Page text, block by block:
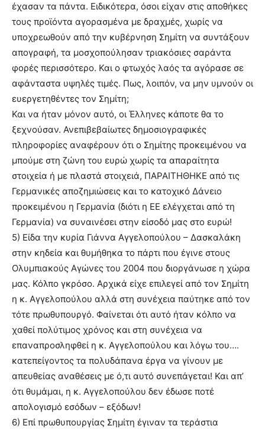
έχασαν τα πάντα. Ειδικότερα, όσοι είχαν στις αποθήκες
τους προϊόντα αγορασμένα με δραχμές, χωρίς να
υποχρεωθούν από την κυβέρνηση Σημίτη να συντάξουν
απογραφή, τα μοσχοπούλησαν τριακόσιες σαράντα
φορές περισσότερο. Και ο φτωχός λαός τα αγόρασε σε
αφάνταστα υψηλές τιμές. Πως, λοιπόν, να μην υμνούν οι
ευεργετηθέντες τον Σημίτη;
Και να ήταν μόνον αυτό, οι Έλληνες κάποτε θα το
ξεχνούσαν. Ανεπιβεβαίωτες δημοσιογραφικές
πληροφορίες αναφέρουν ότι ο Σημίτης προκειμένου να
μπούμε στη ζώνη του ευρώ χωρίς τα απαραίτητα
στοιχεία ή με πλαστά στοιχειά, ΠΑΡΑΙΤΗΘΗΚΕ από τις
Γερμανικές αποζημιώσεις και το κατοχικό Δάνειο
προκειμένου η Γερμανία (διότι η ΕΕ ελέγχεται από τη
Γερμανία) να συναινέσει στην είσοδό μας στο ευρώ!
5) Είδα την κυρία Γιάννα Αγγελοπούλου – Δασκαλάκη
στην κηδεία και θυμήθηκα το πάρτι που έγινε στους
Ολυμπιακούς Αγώνες του 2004 που διοργάνωσε η χώρα
μας. Κόλπο γκρόσο. Αρχικά είχε επιλεγεί από τον Σημίτη
η κ. Αγγελοπούλου αλλά στη συνέχεια παύτηκε από τον
τότε πρωθυπουργό. Φαίνεται ότι αυτό ήταν κόλπο να
χαθεί πολύτιμος χρόνος και στη συνέχεια να
επαναπροσληφθεί η κ. Αγγελοπούλου και λόγω του….
κατεπείγοντος τα πολυδάπανα έργα να γίνουν με
απευθείας αναθέσεις με ό,τι αυτό συνεπάγεται! Και απ’
ότι θυμάμαι, η κ. Αγγελοπούλου δεν έδωσε ποτέ
απολογισμό εσόδων – εξόδων!
6) Επί πρωθυπουργίας Σημίτη έγιναν τα τεράστια